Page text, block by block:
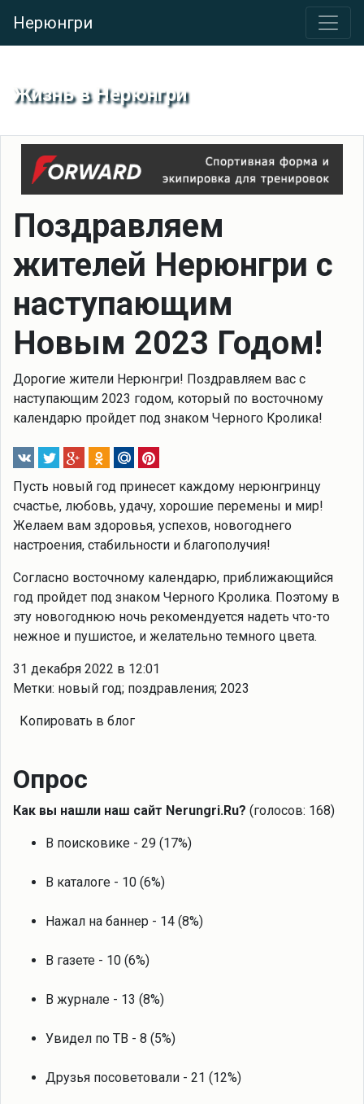
Нерюнгри
Жизнь в Нерюнгри
Поздравляем
жителей Нерюнгри с
наступающим
Новым 2023 Годом!
Дорогие жители Нерюнгри! Поздравляем вас с
наступающим 2023 годом, который по восточному
календарю пройдет под знаком Черного Кролика!
Пусть новый год принесет каждому нерюнгринцу
счастье, любовь, удачу, хорошие перемены и мир!
Желаем вам здоровья, успехов, новогоднего
настроения, стабильности и благополучия!
Согласно восточному календарю, приближающийся
год пройдет под знаком Черного Кролика. Поэтому в
эту новогоднюю ночь рекомендуется надеть что-то
нежное и пушистое, и желательно темного цвета.
31 декабря 2022 в 12:01
Метки: новый год; поздравления; 2023
Копировать в блог
Опрос
Как вы нашли наш сайт Nerungri.Ru? (голосов: 168)
В поисковике - 29 (17%)
В каталоге - 10 (6%)
Нажал на баннер - 14 (8%)
В газете - 10 (6%)
В журнале - 13 (8%)
Увидел по ТВ - 8 (5%)
Друзья посоветовали - 21 (12%)